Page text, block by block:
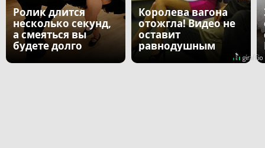
Ролик длится
несколько секунд,
а смеяться вы
будете долго
Королева вагона
отожгла! Видео не
оставит
равнодушным